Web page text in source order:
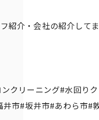
紹介・会社の紹介してま
クリーニング#水回り
市#坂井市#あわら市#